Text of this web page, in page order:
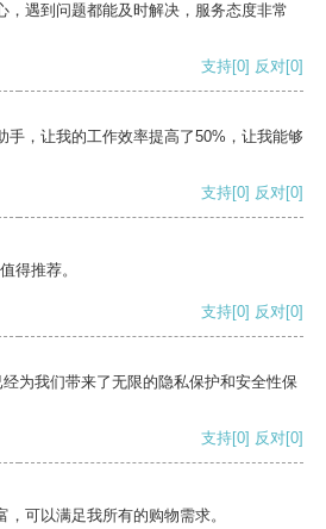
，遇到问题都能及时解决，服务态度非常
支持[0] 反对[0]
手，让我的工作效率提高了50%，让我能够
支持[0] 反对[0]
得推荐。
支持[0] 反对[0]
为我们带来了无限的隐私保护和安全性保
支持[0] 反对[0]
可以满足我所有的购物需求。